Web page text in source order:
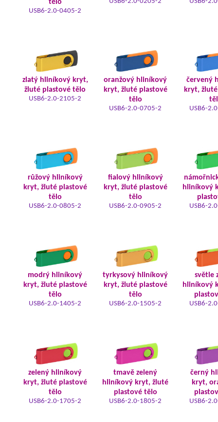
tělo
USB6-2.0-0405-2
zlatý hliníkový kryt,
žluté plastové tělo
USB6-2.0-2105-2
oranžový hliníkový
kryt, žluté plastové
tělo
USB6-2.0-0705-2
červený
kryt,
USB6-
růžový hliníkový
kryt, žluté plastové
tělo
USB6-2.0-0805-2
fialový hliníkový
kryt, žluté plastové
tělo
USB6-2.0-0905-2
hliníkový
USB6-
modrý hliníkový
kryt, žluté plastové
tělo
USB6-2.0-1405-2
tyrkysový hliníkový
kryt, žluté plastové
tělo
USB6-2.0-1505-2
světle
hliníkový
USB6-
zelený hliníkový
kryt, žluté plastové
tělo
USB6-2.0-1705-2
tmavě zelený
hliníkový kryt, žluté
plastové tělo
USB6-2.0-1805-2
černý
kryt,
USB6-